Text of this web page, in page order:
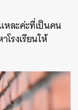
หละค่ะที่เป็นคน
โรงเรียนให้